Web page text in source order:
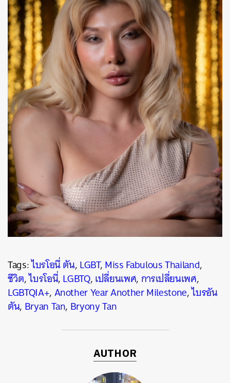
Tags:ไบรโอนี่ ตัน,LGBT,Miss Fabulous Thailand,
ชีวิต,ไบรโอนี่,LGBTQ,เปลี่ยนเพศ,การเปลี่ยนเพศ,
LGBTQIA+,Another Year Another Milestone,ไบรอัน
ตัน, Bryan Tan, Bryony Tan
AUTHOR